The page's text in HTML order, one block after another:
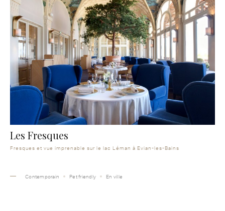
Les Fresques
Fresques et vue imprenable sur le lac Léman à Evian-les-Bains
Contemporain Pet friendly En ville